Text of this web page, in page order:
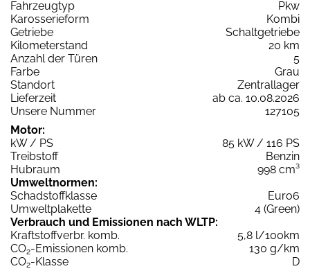
Fahrzeugtyp
Pkw
Karosserieform
Kombi
Getriebe
Schaltgetriebe
Kilometerstand
20 km
Anzahl der Türen
5
Farbe
Grau
Standort
Zentrallager
Lieferzeit
ab ca. 10.08.2026
Unsere Nummer
127105
Motor:
kW / PS
85 kW / 116 PS
Treibstoff
Benzin
Hubraum
998 cm³
Umweltnormen:
Schadstoffklasse
Euro6
Umweltplakette
4 (Green)
Verbrauch und Emissionen nach WLTP:
Kraftstoffverbr. komb.
5,8 l/100km
CO2-Emissionen komb.
130 g/km
CO2-Klasse
D